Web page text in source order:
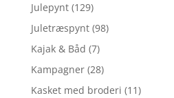
Julepynt (129)
Juletræspynt (98)
Kajak & Båd (7)
Kampagner (28)
Kasket med broderi (11)